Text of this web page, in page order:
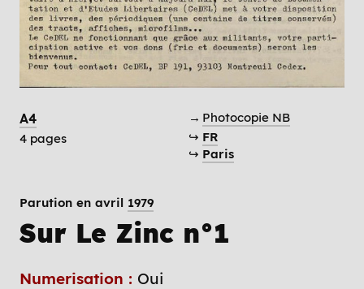
A4
4 pages
→ Photocopie NB
↪ FR
↪ Paris
Parution en avril 1979
Sur Le Zinc n°1
Numerisation : Oui